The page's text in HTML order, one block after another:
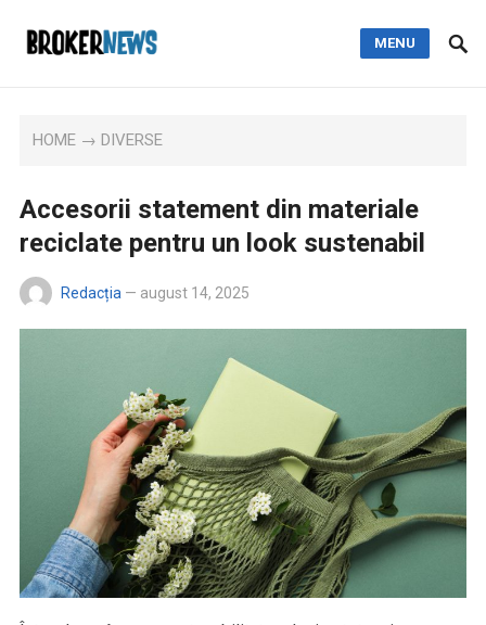
MENU
HOME →DIVERSE
Accesorii statement din materiale
reciclate pentru un look sustenabil
Redacția — august 14, 2025